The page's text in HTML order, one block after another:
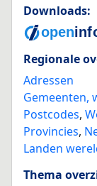
Downloads:
Regionale
Adressen
Gemeenten,
Postcodes,
Provincies,
Landen
Thema